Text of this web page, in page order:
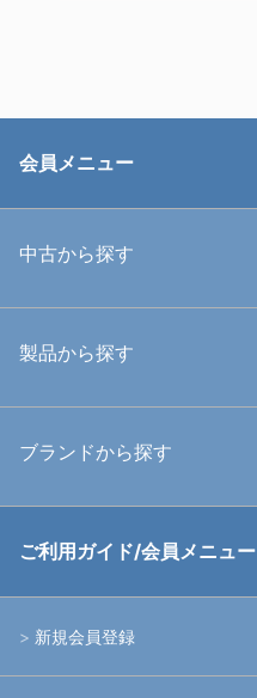
会員メニュー
中古から探す
中古ハウジング
中古アームシステム
製品から探す
ハウジング
ライト
アームシステム
ブランドから探す
RGBlue
イノン
ご利用ガイド/会員メニュー
新規会員登録